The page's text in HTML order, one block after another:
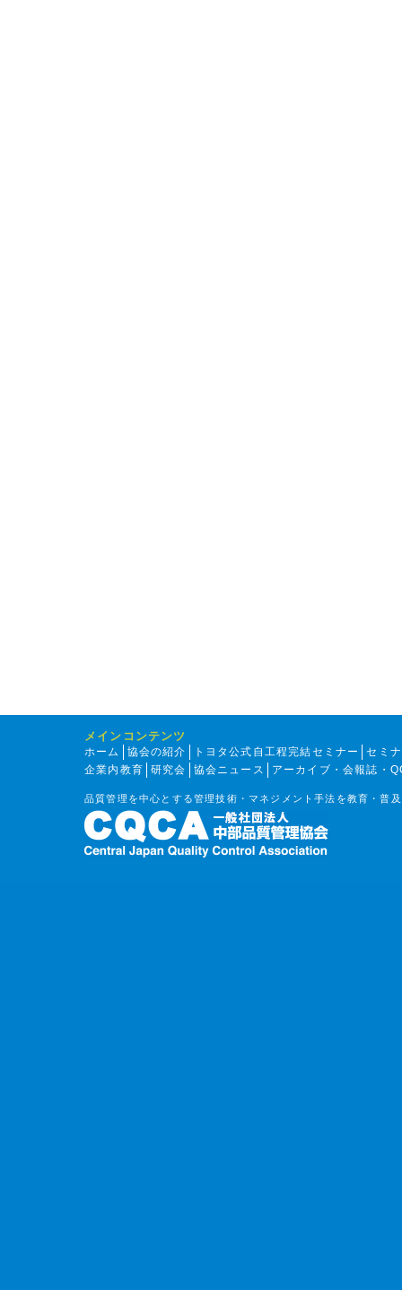
メインコンテンツ
ホーム 協会の紹介 トヨタ公式自工程完結セミナー
セミ
企業内教育
研究会 協会ニュース アーカイブ・会報誌・
品質管理を中心とする管理技術・マネジメント手法を教育・普